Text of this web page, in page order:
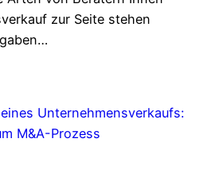
zur Seite stehen